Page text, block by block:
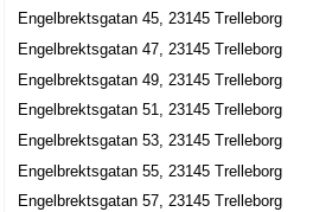
Börjes Korv
Nils-Börje Lennart Olsson
0410-18755
Engelbrektsgatan 61, 23134 Trelleborg
Elimförsamlingen
0410-10020
Engelbrektsgatan 45, 23145 Trelleborg
Engelbrektsgatan 47, 23145 Trelleborg
Engelbrektsgatan 49, 23145 Trelleborg
Engelbrektsgatan 51, 23145 Trelleborg
Engelbrektsgatan 53, 23145 Trelleborg
Engelbrektsgatan 55, 23145 Trelleborg
Engelbrektsgatan 57, 23145 Trelleborg